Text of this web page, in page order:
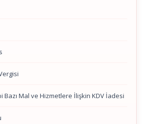
Bazı Mal ve Hizmetlere İlişkin KDV İadesi